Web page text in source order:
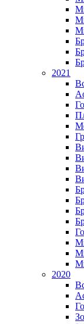
2021
2020